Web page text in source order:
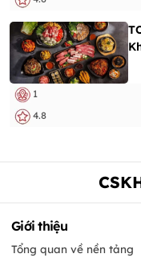
1
4.8
Giới thiệu
Tổng quan về nền tảng